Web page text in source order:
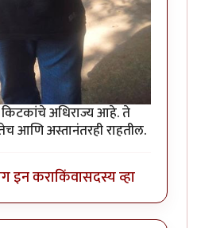
किटकांचे अधिराज्य आहे. ते
आणि अस्तानंतरही राहतील.
इन कराकिंवासदस्य व्हा